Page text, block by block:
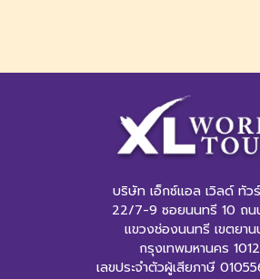
บริษัท เอ็กซ์แอล เวิลด์ ทัว
22/7-9 ซอยนนทรี 10 ถน
แขวงช่องนนทรี เขตยาน
กรุงเทพมหานคร
เลขประจำตัวผู้เสียภาษี